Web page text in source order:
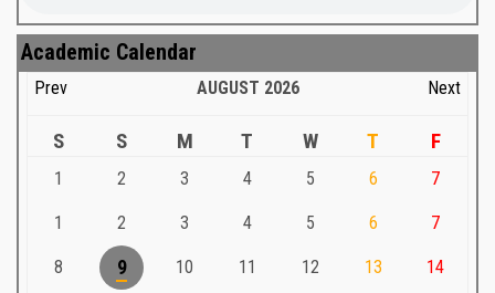
Academic Calendar
Prev AUGUST 2026 Next
S S M T W T F
1 2 3 4 5 6 7
1 2 3 4 5 6 7
8 9 10 11 12 13 14